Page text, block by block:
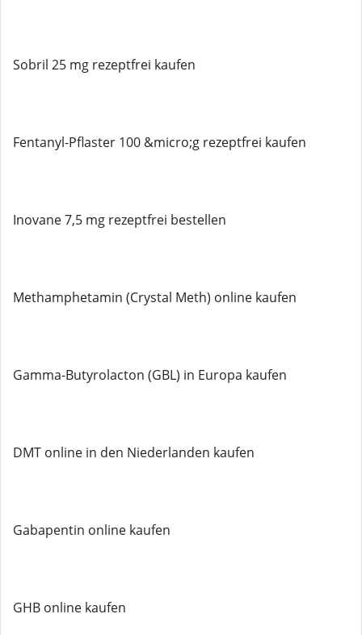
Sobril 25 mg rezeptfrei kaufen
Fentanyl-Pflaster 100 &micro;g rezeptfrei kaufen
Inovane 7,5 mg rezeptfrei bestellen
Methamphetamin (Crystal Meth) online kaufen
Gamma-Butyrolacton (GBL) in Europa kaufen
DMT online in den Niederlanden kaufen
Gabapentin online kaufen
GHB online kaufen